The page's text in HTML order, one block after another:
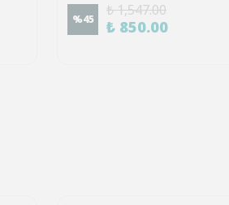
%45
₺ 1,547.00
₺ 850.00